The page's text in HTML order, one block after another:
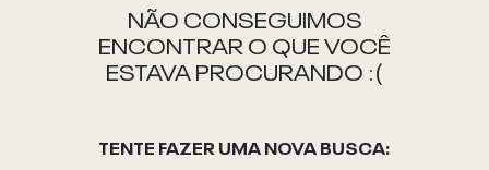
NÃO CONSEGUIMOS
ENCONTRAR O QUE VOCÊ
ESTAVA PROCURANDO :(
TENTE FAZER UMA NOVA BUSCA: